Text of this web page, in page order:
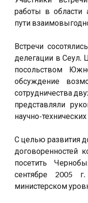
работы в области
пути
Встречи
делегации в Сеул.
посольством
обсуждение
сотрудничества
представляли
научно-
С целью развития
договоренностей
посетить
сентябре 2005
министерском